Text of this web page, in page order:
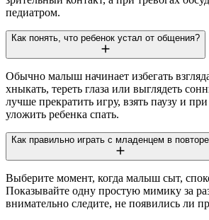
педиатром.
Как понять, что ребенок устал от общения?
Обычно малыш начинает избегать
хныкать, тереть глаза или выглядеть
лучше прекратить игру, взять паузу и
уложить ребенка спать.
Как правильно играть с младенцем в
Выберите момент, когда малыш сыт,
Показывайте одну простую мимику за
внимательно следите, не появились ли